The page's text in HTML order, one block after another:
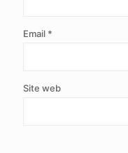
Email *
Site web